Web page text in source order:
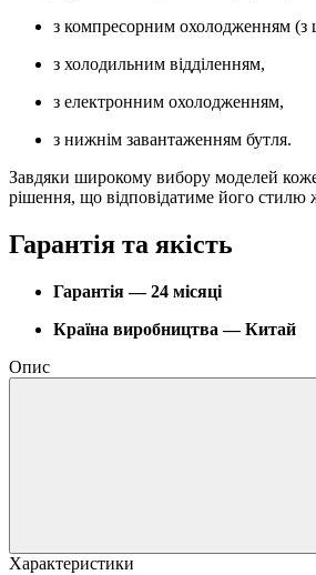
з компресорним охолодженням (з
з холодильним відділенням,
з електронним охолодженням,
з нижнім завантаженням бутля.
Завдяки широкому вибору моделей
рішення, що відповідатиме його стилю
Гарантія та якість
Гарантія — 24 місяці
Країна виробництва — Китай
Опис
Характеристики